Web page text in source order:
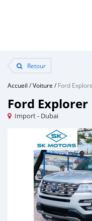
Retour
Accueil /Voiture /Ford
Ford Explorer
Import - Dubai